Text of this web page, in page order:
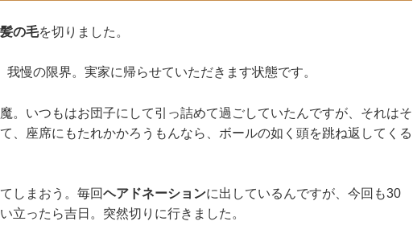
髪の毛を切りました。
慢の限界。実家に帰らせていただきます状態です。
。いつもはお団子にして引っ詰めて過ごしていたんですが、それはそ
、座席にもたれかかろうもんなら、ボールの如く頭を跳ね返してくる
しまおう。毎回ヘアドネーションに出しているんですが、今回も30
立ったら吉日。突然切りに行きました。